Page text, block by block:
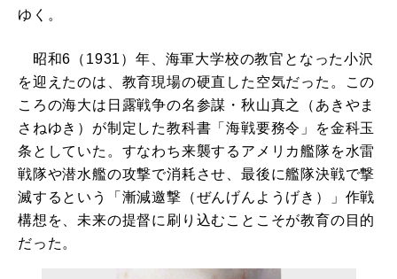
ゆく。
昭和6（1931）年、海軍大学校の教官となった小沢
を迎えたのは、教育現場の硬直した空気だった。この
ころの海大は日露戦争の名参謀・秋山真之（あきやま
さねゆき）が制定した教科書「海戦要務令」を金科玉
条としていた。すなわち来襲するアメリカ艦隊を水雷
戦隊や潜水艦の攻撃で消耗させ、最後に艦隊決戦で撃
滅するという「漸減邀撃（ぜんげんようげき）」作戦
構想を、未来の提督に刷り込むことこそが教育の目的
だった。